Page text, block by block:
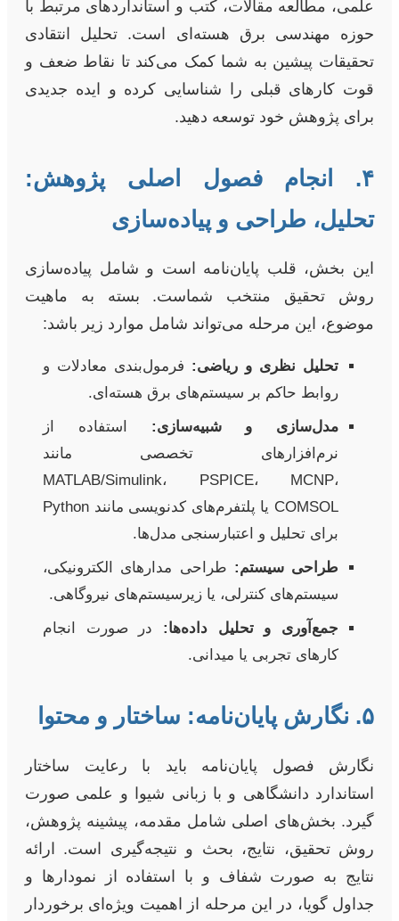
علمی، مطالعه مقالات، کتب و استانداردهای مرتبط با
حوزه مهندسی برق هسته‌ای است. تحلیل انتقادی
تحقیقات پیشین به شما کمک می‌کند تا نقاط ضعف و
قوت کارهای قبلی را شناسایی کرده و ایده جدیدی
برای پژوهش خود توسعه دهید.
۴. انجام فصول اصلی پژوهش:
تحلیل، طراحی و پیاده‌سازی
این بخش، قلب پایان‌نامه است و شامل پیاده‌سازی
روش تحقیق منتخب شماست. بسته به ماهیت
موضوع، این مرحله می‌تواند شامل موارد زیر باشد:
تحلیل نظری و ریاضی: فرمول‌بندی معادلات و
روابط حاکم بر سیستم‌های برق هسته‌ای.
مدل‌سازی و شبیه‌سازی: استفاده از
نرم‌افزارهای تخصصی مانند
MATLAB/Simulink، PSPICE، MCNP،
COMSOL یا پلتفرم‌های کدنویسی مانند Python
برای تحلیل و اعتبارسنجی مدل‌ها.
طراحی سیستم: طراحی مدارهای الکترونیکی،
سیستم‌های کنترلی، یا زیرسیستم‌های نیروگاهی.
جمع‌آوری و تحلیل داده‌ها: در صورت انجام
کارهای تجربی یا میدانی.
۵. نگارش پایان‌نامه: ساختار و محتوا
نگارش فصول پایان‌نامه باید با رعایت ساختار
استاندارد دانشگاهی و با زبانی شیوا و علمی صورت
گیرد. بخش‌های اصلی شامل مقدمه، پیشینه پژوهش،
روش تحقیق، نتایج، بحث و نتیجه‌گیری است. ارائه
نتایج به صورت شفاف و با استفاده از نمودارها و
جداول گویا، در این مرحله از اهمیت ویژه‌ای برخوردار